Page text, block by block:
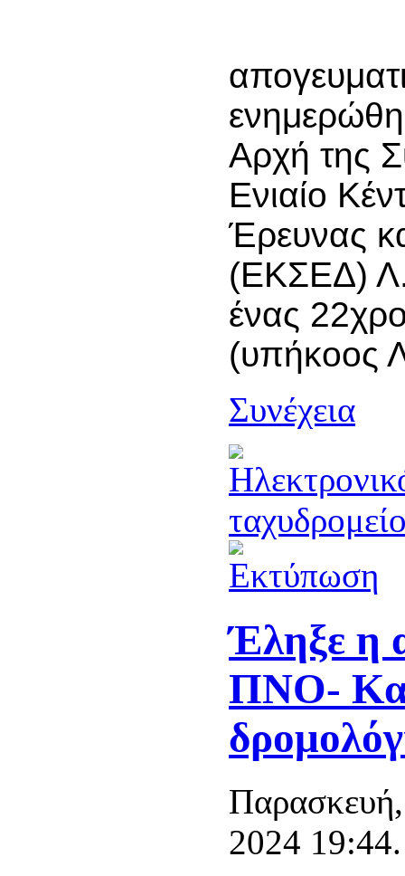
Αρχή της
Ενιαίο
Έρευνας
(ΕΚΣΕΔ)
ένας
(υπήκοος
Συνέχεια
Έληξε η
ΠΝΟ-
2024 19:44.